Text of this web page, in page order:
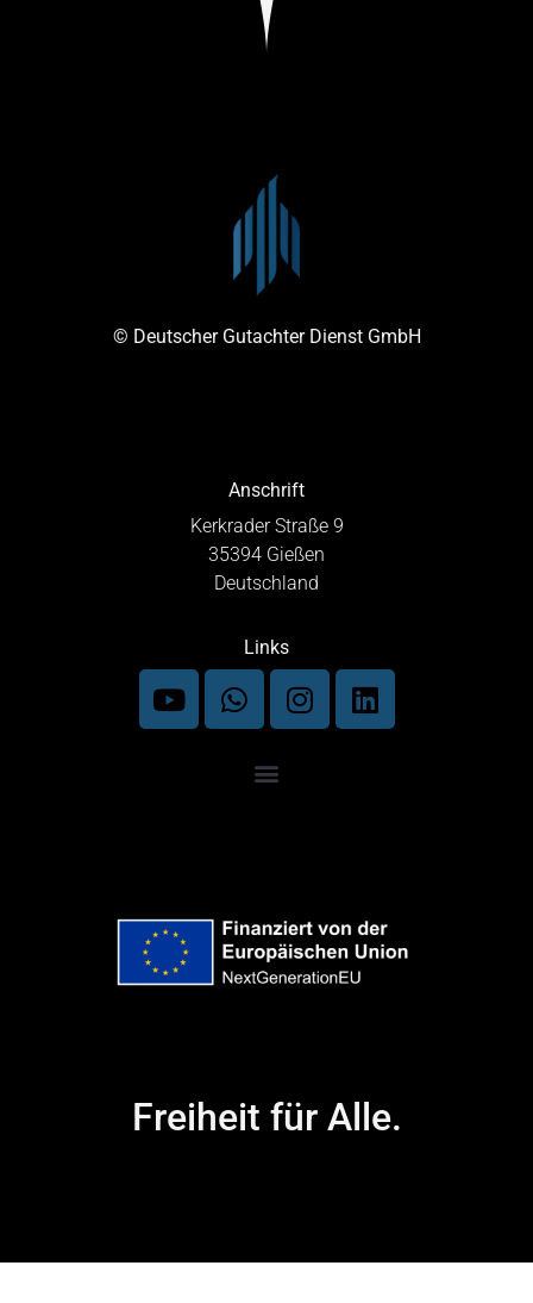
© Deutscher Gutachter Dienst GmbH
Anschrift
Kerkrader Straße 9
35394 Gießen
Deutschland
Links
Freiheit für Alle.